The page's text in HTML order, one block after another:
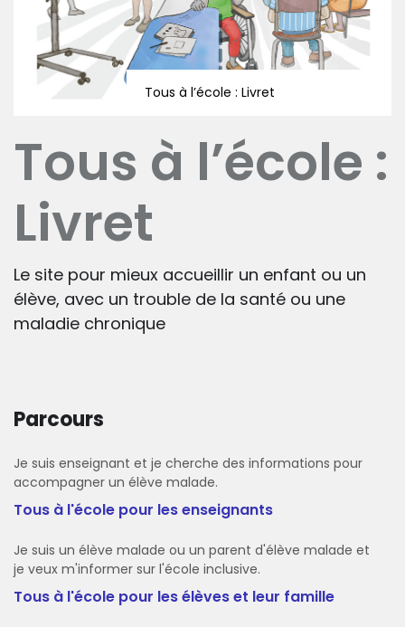
Tous à l’école : Livret
Tous à l’école :
Livret
Le site pour mieux accueillir un enfant ou un
élève, avec un trouble de la santé ou une
maladie chronique
Parcours
Je suis enseignant et je cherche des informations pour
accompagner un élève malade.
Tous à l'école pour les enseignants
Je suis un élève malade ou un parent d'élève malade et
je veux m'informer sur l'école inclusive.
Tous à l'école pour les élèves et leur famille